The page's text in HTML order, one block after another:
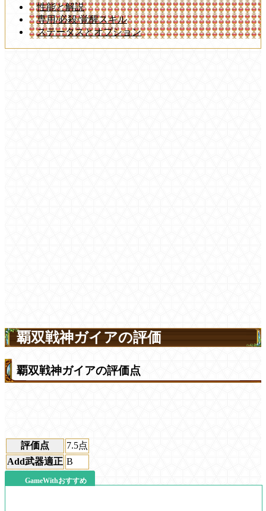
性能と解説
専用/必殺/覚醒スキル
ステータスとオプション
覇双戦神ガイアの評価
覇双戦神ガイアの評価点
評価点 7.5点
Add武器適正 B
GameWithおすすめ